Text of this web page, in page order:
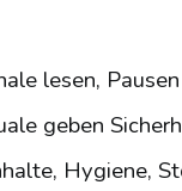
lesen,
geben
Hygiene,